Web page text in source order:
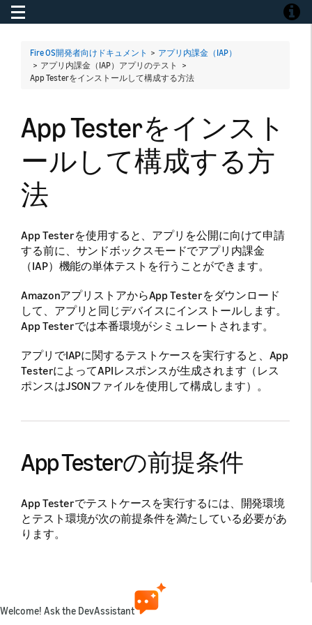
Toggle navigation
Fire OS開発者向けドキュメント > アプリ内課金（IAP）
> アプリ内課金（IAP）アプリのテスト >
App Testerをインストールして構成する方法
App Testerをインスト
ールして構成する方
法
App Testerを使用すると、アプリを公開に向けて申請
する前に、サンドボックスモードでアプリ内課金
（IAP）機能の単体テストを行うことができます。
AmazonアプリストアからApp Testerをダウンロード
して、アプリと同じデバイスにインストールします。
App Testerでは本番環境がシミュレートされます。
アプリでIAPに関するテストケースを実行すると、App
TesterによってAPIレスポンスが生成されます（レス
ポンスはJSONファイルを使用して構成します）。
App Testerの前提条件
App Testerでテストケースを実行するには、開発環境
とテスト環境が次の前提条件を満たしている必要があ
ります。
アプリにAppstore SDK APIのメソッド呼び出しが
実装されていること。
Welcome! Ask the DevAssistant